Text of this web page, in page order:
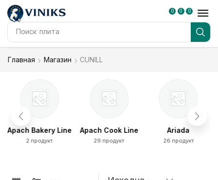
Поиск плита
0 0 0
Главная Магазин CUNILL
Apach Bakery Line
2 продукт
Apach Cook Line
29 продукт
Ariada
26 продукт